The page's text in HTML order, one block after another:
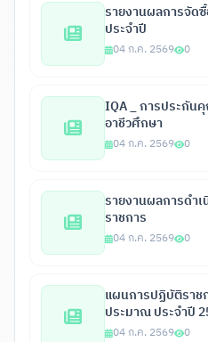
รายงานผลการจัด
ประจำปี
04 ก.ค. 2569 0
IQA _ การประกัน
อาชีวศึกษา
04 ก.ค. 2569 0
รายงานผลการดำ
ราชการ
04 ก.ค. 2569 0
แผนการปฏิบัติราช
ประมาณ ประจำปี
04 ก.ค. 2569 0